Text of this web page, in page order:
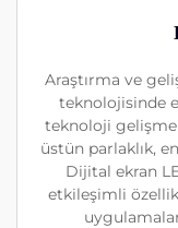
Araştırma ve
teknolojisinde
teknoloji
üstün parlaklık,
Dijital ekran
etkileşimli